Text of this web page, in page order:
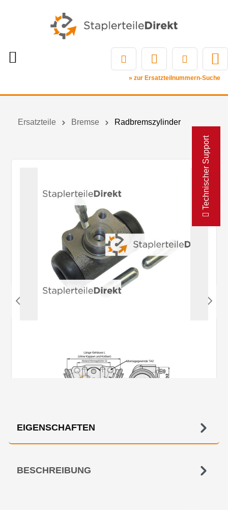
Technischer Support
» zur Ersatzteilnummern-Suche
Ersatzteile Bremse Radbremszylinder
EIGENSCHAFTEN
BESCHREIBUNG